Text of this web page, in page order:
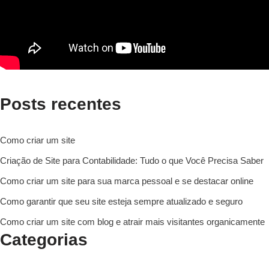
Posts recentes
Como criar um site
Criação de Site para Contabilidade: Tudo o que Você Precisa Saber
Como criar um site para sua marca pessoal e se destacar online
Como garantir que seu site esteja sempre atualizado e seguro
Como criar um site com blog e atrair mais visitantes organicamente
Categorias